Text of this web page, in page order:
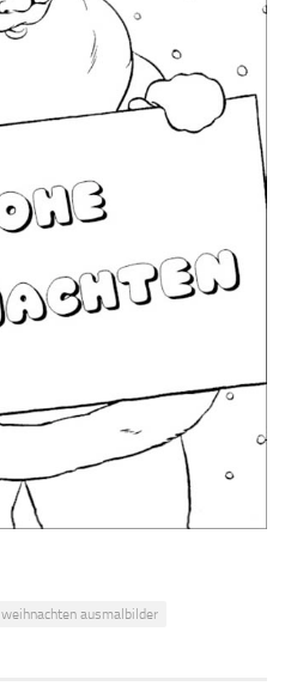
weihnachten ausmalbilder